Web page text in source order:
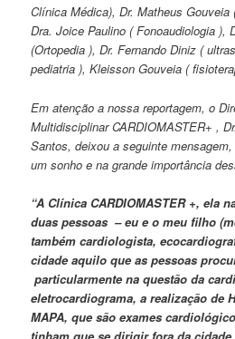
Clínica Médica), Dr. Matheus Gouveia
Dra. Joice Paulino ( Fonoaudiologia ),
(Ortopedia ), Dr. Fernando Diniz (
pediatria ), Kleisson Gouveia (
Em atenção a nossa reportagem, o
Multidisciplinar CARDIOMASTER+ ,
Santos, deixou a seguinte
um sonho e na grande importância
“A Clínica CARDIOMASTER +, ela
duas pessoas – eu e o meu filho
também cardiologista,
cidade aquilo que as pessoas
particularmente na questão da
eletrocardiograma, a realização de
MAPA, que são exames